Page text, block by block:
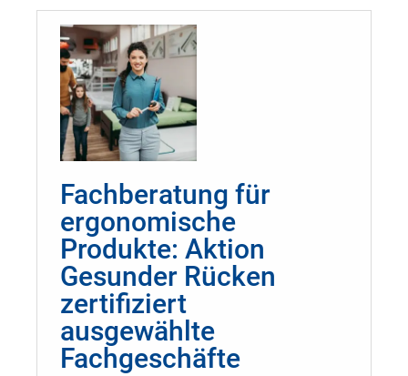
Fachberatung für
ergonomische
Produkte: Aktion
Gesunder Rücken
zertifiziert
ausgewählte
Fachgeschäfte